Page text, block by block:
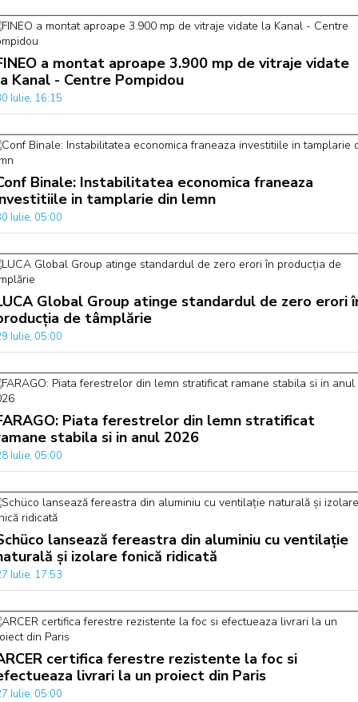
a montat aproape 3.900 mp de vitraje vidate
Kanal - Centre Pompidou
Iulie, 16:15
Binale: Instabilitatea economica franeaza
in tamplarie din lemn
Iulie, 05:00
Global Group atinge standardul de zero erori
de tâmplărie
Iulie, 05:00
Piata ferestrelor din lemn stratificat
stabila si in anul 2026
Iulie, 05:00
lansează fereastra din aluminiu cu ventilație
și izolare fonică ridicată
Iulie, 17:53
certifica ferestre rezistente la foc si
livrari la un proiect din Paris
Iulie, 05:00